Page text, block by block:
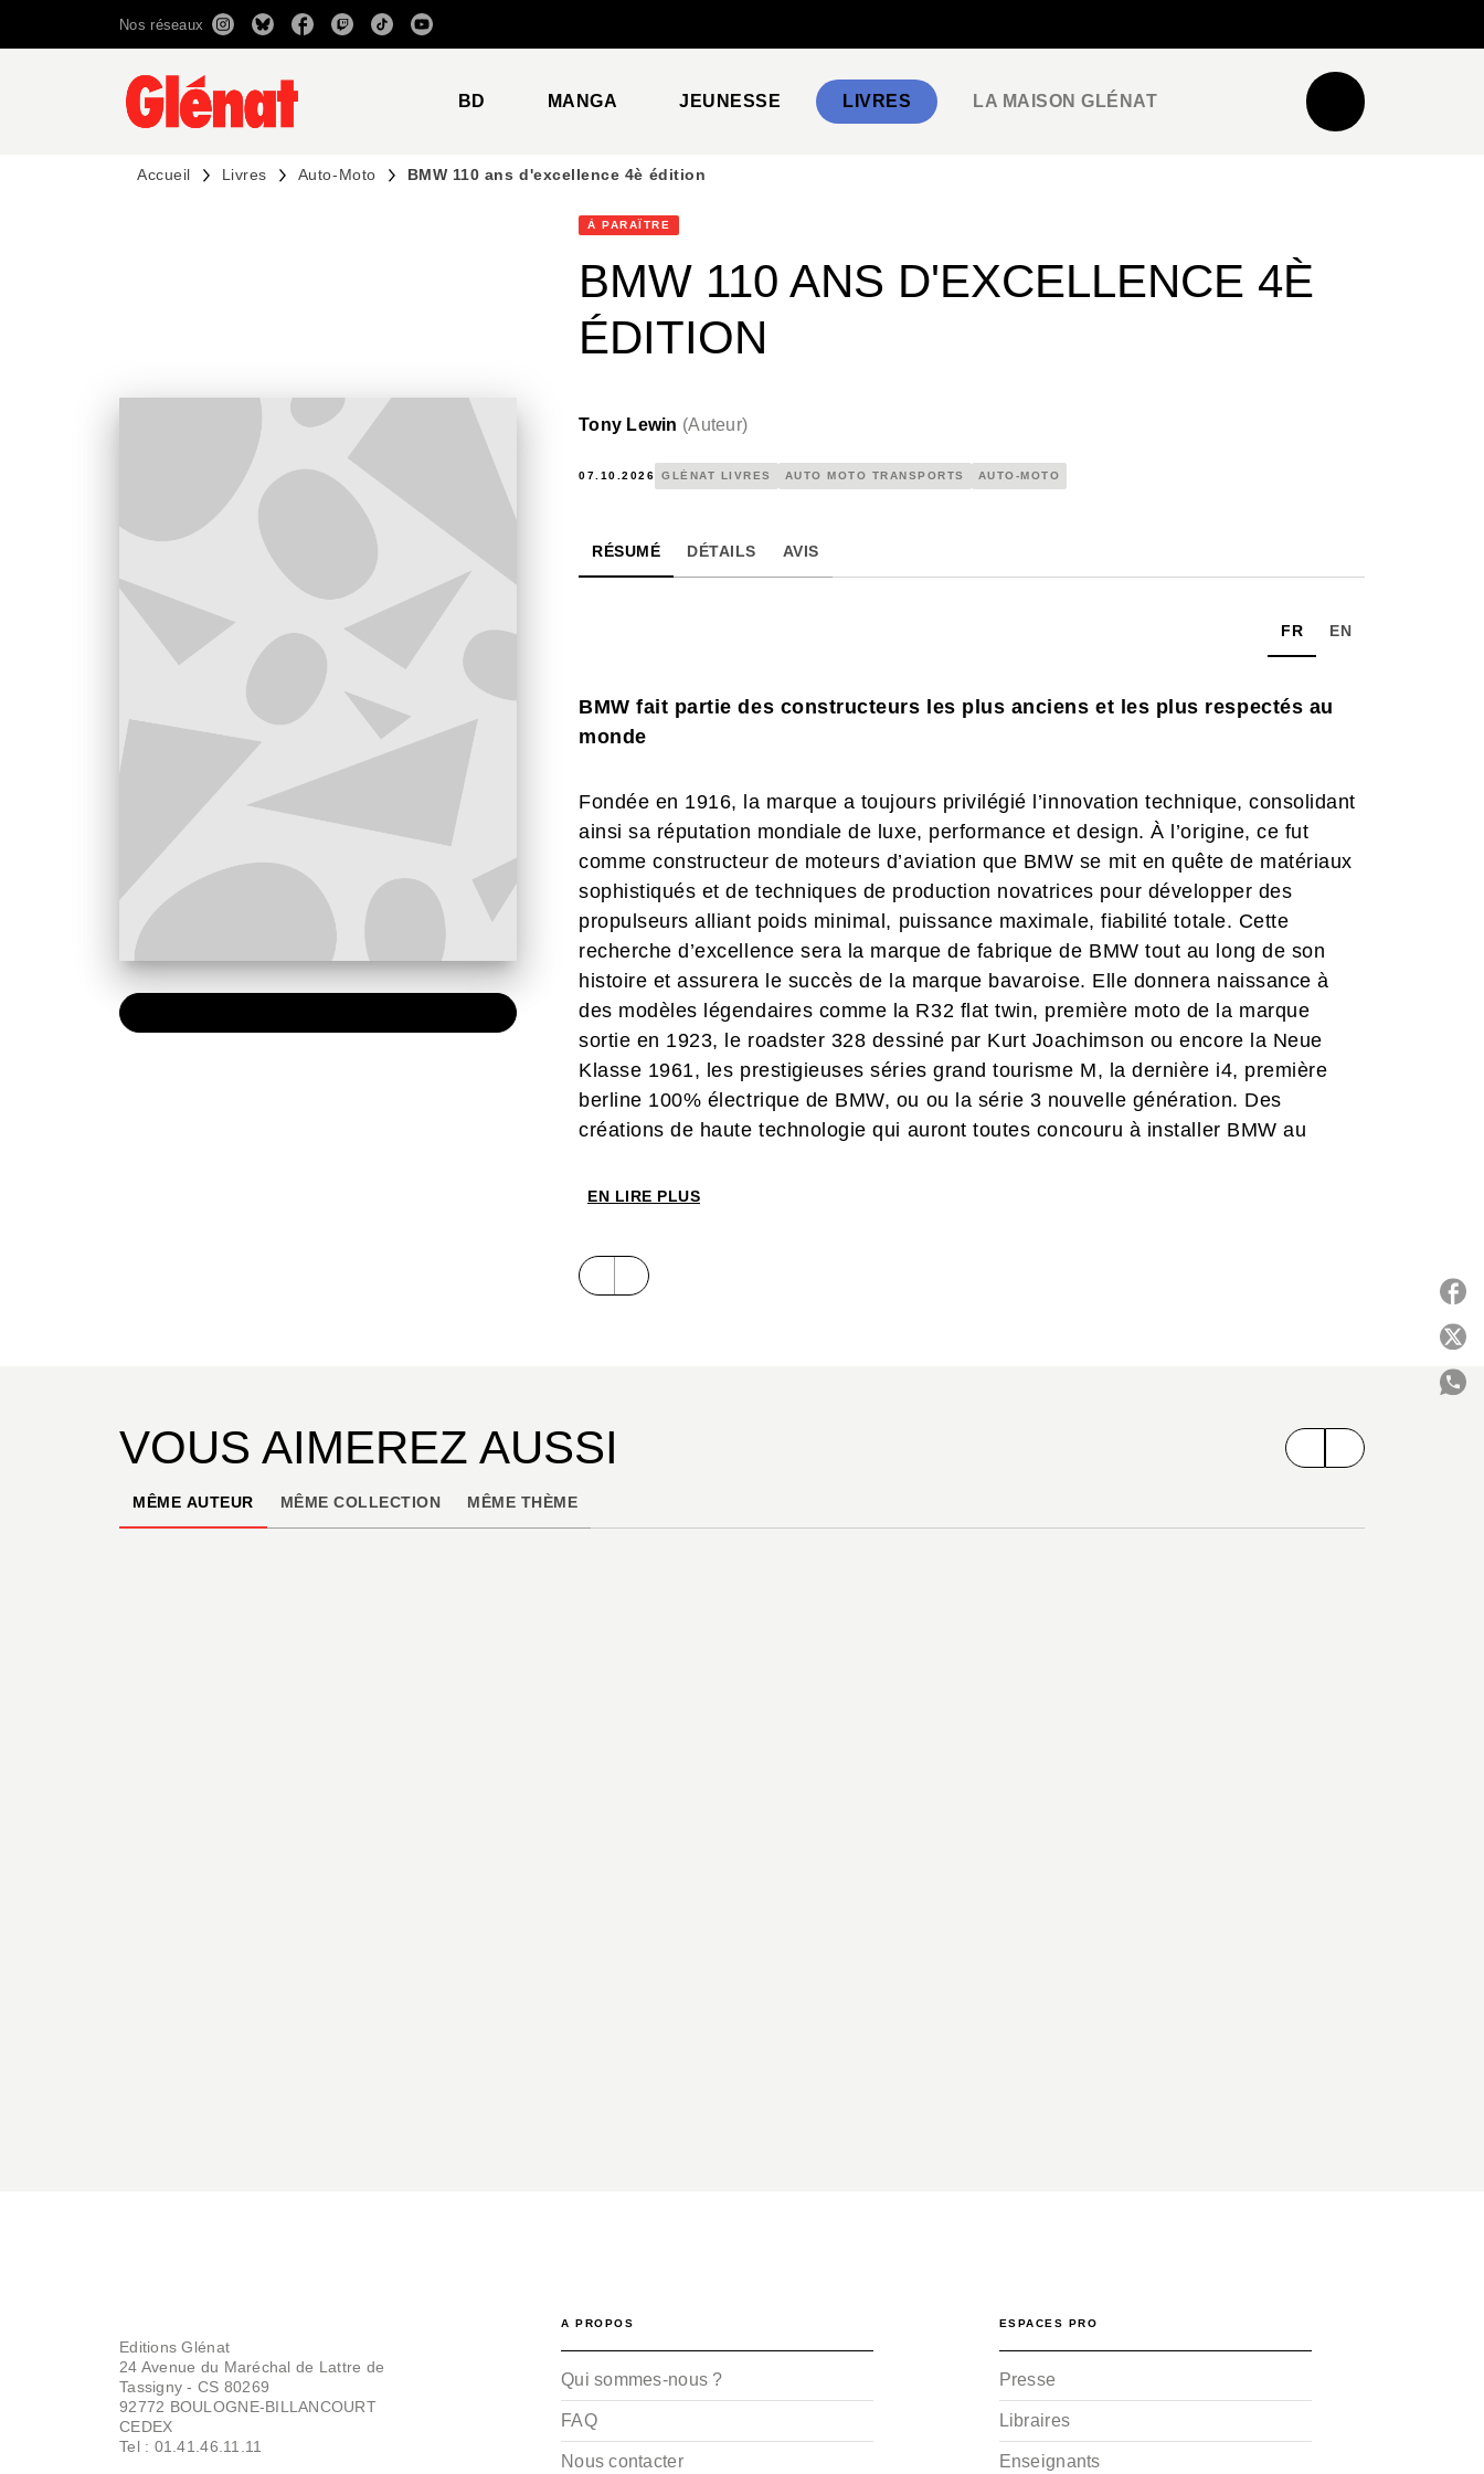
RECHERCHE CONTENU
Nos réseaux
BD MANGA JEUNESSE LIVRES LA MAISON GLÉNAT
Accueil Livres Auto-Moto BMW 110 ans d'excellence 4è édition
À PARAÎTRE
BMW 110 ANS D'EXCELLENCE 4È
ÉDITION
Tony Lewin (Auteur)
07.10.2026 GLÉNAT LIVRES AUTO MOTO TRANSPORTS AUTO-MOTO
RÉSUMÉ DÉTAILS AVIS
FR EN
BMW fait partie des constructeurs les plus anciens et les plus respectés au
monde
Fondée en 1916, la marque a toujours privilégié l’innovation technique, consolidant
ainsi sa réputation mondiale de luxe, performance et design. À l’origine, ce fut
comme constructeur de moteurs d’aviation que BMW se mit en quête de matériaux
sophistiqués et de techniques de production novatrices pour développer des
propulseurs alliant poids minimal, puissance maximale, fiabilité totale. Cette
recherche d’excellence sera la marque de fabrique de BMW tout au long de son
histoire et assurera le succès de la marque bavaroise. Elle donnera naissance à
des modèles légendaires comme la R32 flat twin, première moto de la marque
sortie en 1923, le roadster 328 dessiné par Kurt Joachimson ou encore la Neue
Klasse 1961, les prestigieuses séries grand tourisme M, la dernière i4, première
berline 100% électrique de BMW, ou ou la série 3 nouvelle génération. Des
créations de haute technologie qui auront toutes concouru à installer BMW au
Auteur spécialiste de la marque bavaroise, Tony Lewin retrace ici toute l’histoire du
entièrement mise à jour réunit une impressionnante iconographie dont de très
EN LIRE PLUS
VOUS AIMEREZ AUSSI
MÊME AUTEUR MÊME COLLECTION MÊME THÈME
Editions Glénat
24 Avenue du Maréchal de Lattre de
Tassigny - CS 80269
92772 BOULOGNE-BILLANCOURT
CEDEX
Tel : 01.41.46.11.11
A PROPOS
Qui sommes-nous ?
FAQ
Nous contacter
ESPACES PRO
Presse
Libraires
Enseignants